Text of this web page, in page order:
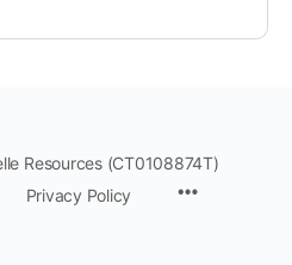
Resources (CT0108874T)
Privacy Policy